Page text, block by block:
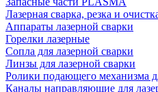
Лазерная сварка, резка и
Аппараты лазерной сварки
Горелки лазерные
Сопла для лазерной сварки
Линзы для лазерной сварки
Ролики подающего механизма
Каналы направляющие для